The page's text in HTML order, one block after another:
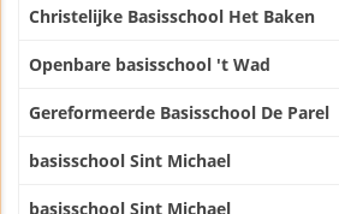
Christelijke Basisschool Het Baken
Openbare basisschool 't Wad
Gereformeerde Basisschool De Parel
basisschool Sint Michael
basisschool Sint Michael